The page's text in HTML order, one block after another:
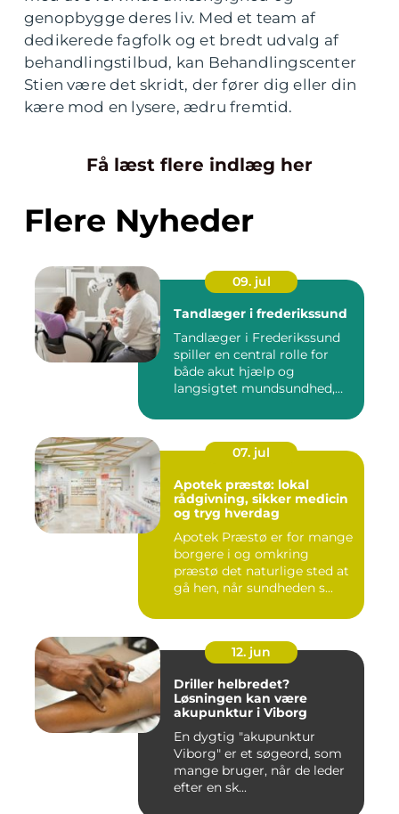
genopbygge deres liv. Med et team af
dedikerede fagfolk og et bredt udvalg af
behandlingstilbud, kan Behandlingscenter
Stien være det skridt, der fører dig eller din
kære mod en lysere, ædru fremtid.
Få læst flere indlæg her
Flere Nyheder
09. jul
Tandlæger i frederikssund
Tandlæger i Frederikssund
spiller en central rolle for
både akut hjælp og
langsigtet mundsundhed,
07. jul
Apotek præstø: lokal
rådgivning, sikker medicin
og tryg hverdag
Apotek Præstø er for mange
borgere i og omkring
præstø det naturlige sted at
gå hen, når sundheden s...
12. jun
Driller helbredet?
Løsningen kan være
akupunktur i Viborg
En dygtig "akupunktur
Viborg" er et søgeord, som
mange bruger, når de leder
efter en sk...